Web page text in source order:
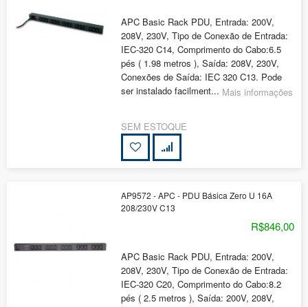
APC Basic Rack PDU, Entrada: 200V,
208V, 230V, Tipo de Conexão de Entrada:
IEC-320 C14, Comprimento do Cabo:6.5
pés ( 1.98 metros ), Saída: 208V, 230V,
Conexões de Saída: IEC 320 C13. Pode
ser instalado facilment... Mais informações
SEM ESTOQUE
AP9572 - APC - PDU Básica Zero U 16A
208/230V C13
R$846,00
APC Basic Rack PDU, Entrada: 200V,
208V, 230V, Tipo de Conexão de Entrada:
IEC-320 C20, Comprimento do Cabo:8.2
pés ( 2.5 metros ), Saída: 200V, 208V,